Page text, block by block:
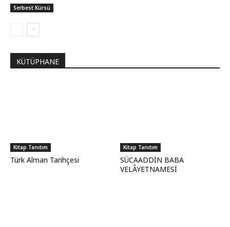
Serbest Kürsü
KÜTÜPHANE
Kitap Tanıtım
Türk Alman Tarihçesi
Kitap Tanıtım
SÜCAADDİN BABA
VELÂYETNAMESİ